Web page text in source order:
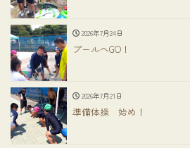
2026年7月24日
プールへGO！
2026年7月21日
準備体操 始め！